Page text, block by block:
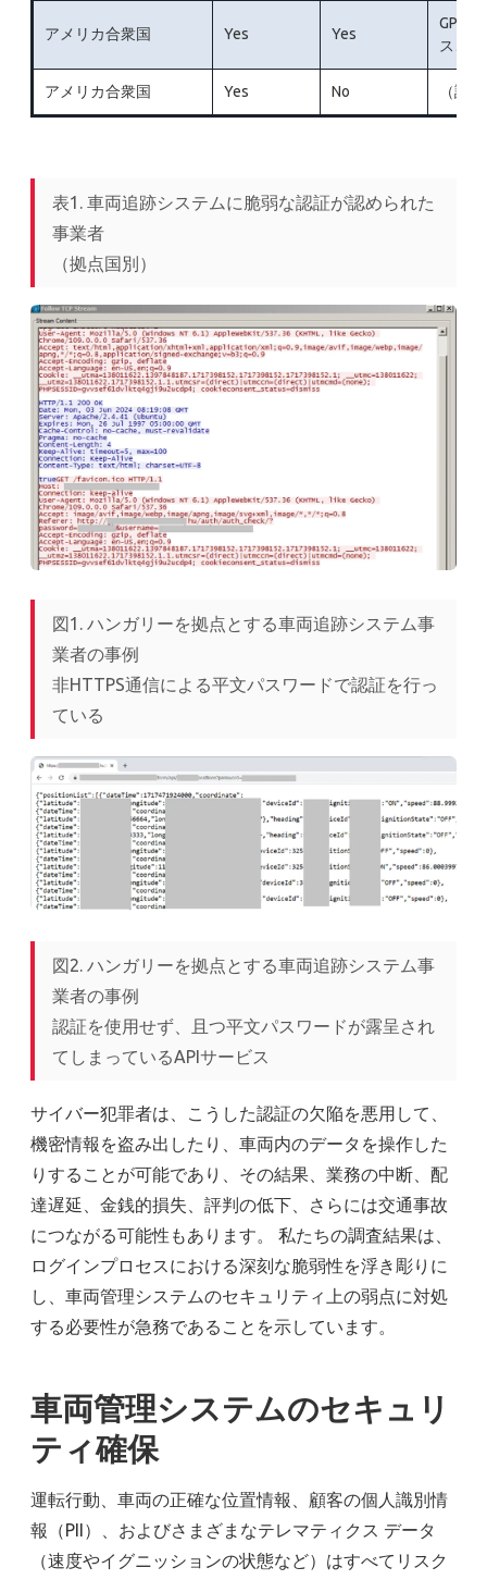
アメリカ合衆国 Yes Yes
GPS
ス、
アメリカ合衆国 Yes No （認
表1. 車両追跡システムに脆弱な認証が認められた
事業者
（拠点国別）
図1. ハンガリーを拠点とする車両追跡システム事
業者の事例
非HTTPS通信による平文パスワードで認証を行っ
ている
図2. ハンガリーを拠点とする車両追跡システム事
業者の事例
認証を使用せず、且つ平文パスワードが露呈され
てしまっているAPIサービス
サイバー犯罪者は、こうした認証の欠陥を悪用して、
機密情報を盗み出したり、車両内のデータを操作した
りすることが可能であり、その結果、業務の中断、配
達遅延、金銭的損失、評判の低下、さらには交通事故
につながる可能性もあります。 私たちの調査結果は、
ログインプロセスにおける深刻な脆弱性を浮き彫りに
し、車両管理システムのセキュリティ上の弱点に対処
する必要性が急務であることを示しています。
車両管理システムのセキュリ
ティ確保
運転行動、車両の正確な位置情報、顧客の個人識別情
報（PII）、およびさまざまなテレマティクス データ
（速度やイグニッションの状態など）はすべてリスク